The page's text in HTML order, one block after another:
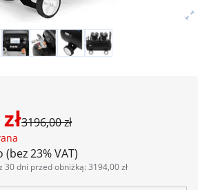
3196,00 zł
(bez 23% VAT)
30 dni przed obniżką: 3194,00 zł